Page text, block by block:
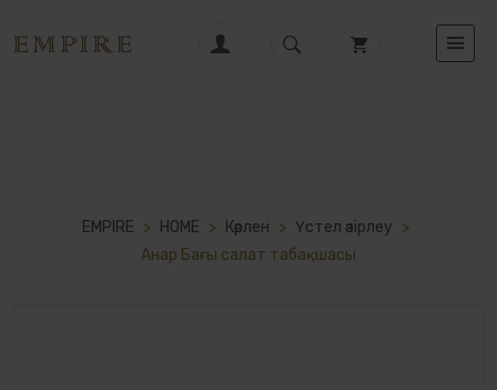
EMPIRE > HOME > Кәрлен > Үстел әзірлеу >
Анар Бағы cалат табақшасы